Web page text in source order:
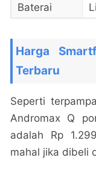
Baterai
Harga
Terbaru
Seperti
Andromax Q
adalah Rp
mahal jika dibeli